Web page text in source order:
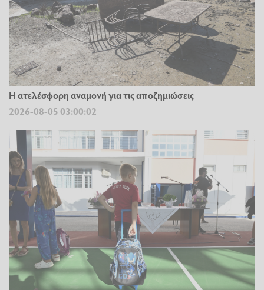
Η ατελέσφορη αναμονή για τις αποζημιώσεις
2026-08-05 03:00:02